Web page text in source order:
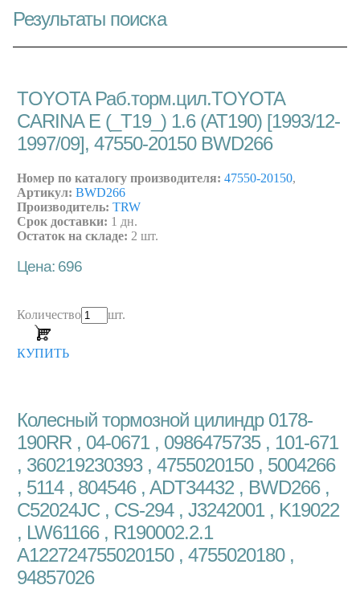
Результаты поиска
TOYOTA Раб.торм.цил.TOYOTA
CARINA E (_T19_) 1.6 (AT190) [1993/12-
1997/09], 47550-20150 BWD266
Номер по каталогу производителя: 47550-20150,
Артикул: BWD266
Производитель: TRW
Срок доставки: 1 дн.
Остаток на складе: 2 шт.
Цена: 696
Количество шт.
КУПИТЬ
Колесный тормозной цилиндр 0178-
190RR , 04-0671 , 0986475735 , 101-671
, 360219230393 , 4755020150 , 5004266
, 5114 , 804546 , ADT34432 , BWD266 ,
C52024JC , CS-294 , J3242001 , K19022
, LW61166 , R190002.2.1
A122724755020150 , 4755020180 ,
94857026